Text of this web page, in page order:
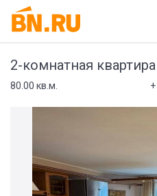
2-комнатная квартира
80.00 кв.м.